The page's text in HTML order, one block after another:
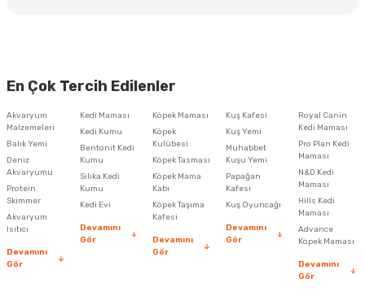
En Çok Tercih Edilenler
Akvaryum
Malzemeleri
Balık Yemi
Deniz
Akvaryumu
Protein
Skimmer
Akvaryum
Isıtıcı
Devamını
Gör
Kedi Maması
Kedi Kumu
Bentonit Kedi
Kumu
Silika Kedi
Kumu
Kedi Evi
Devamını
Gör
Köpek Maması
Köpek
Kulübesi
Köpek Tasması
Köpek Mama
Kabı
Köpek Taşıma
Kafesi
Devamını
Gör
Kuş Kafesi
Kuş Yemi
Muhabbet
Kuşu Yemi
Papağan
Kafesi
Kuş Oyuncağı
Devamını
Gör
Royal Canin
Kedi Maması
Pro Plan Kedi
Maması
N&D Kedi
Maması
Hills Kedi
Maması
Advance
Köpek Maması
Devamını
Gör